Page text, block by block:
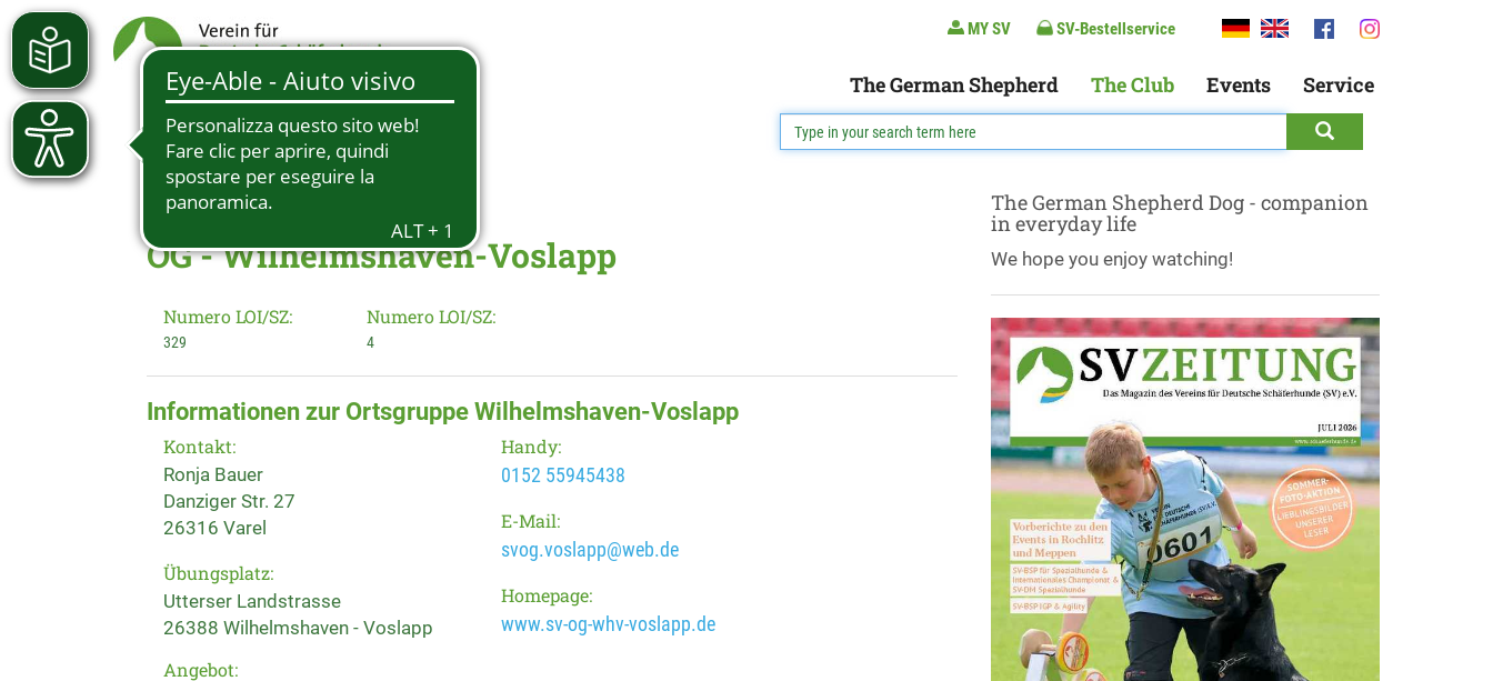
MY SV SV-Bestellservice
The German Shepherd The Club Events Service
OG - Wilhelmshaven-Voslapp
Numero LOI/SZ:
329
Numero LOI/SZ:
4
Informationen zur Ortsgruppe Wilhelmshaven-Voslapp
Kontakt:
Ronja Bauer
Danziger Str. 27
26316 Varel
Übungsplatz:
Utterser Landstrasse
26388 Wilhelmshaven - Voslapp
Handy:
0152 55945438
E-Mail:
svog.voslapp@web.de
Homepage:
www.sv-og-whv-voslapp.de
Angebot:
The German Shepherd Dog - companion
in everyday life
We hope you enjoy watching!